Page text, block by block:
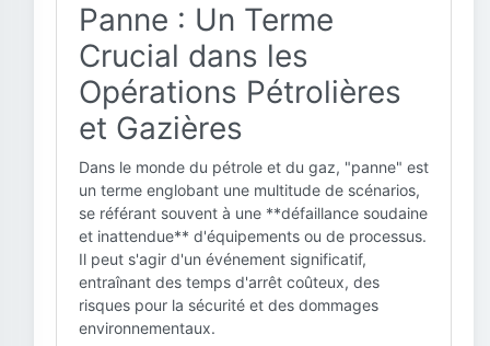
Panne : Un Terme
Crucial dans les
Opérations Pétrolières
et Gazières
Dans le monde du pétrole et du gaz, "panne" est
un terme englobant une multitude de scénarios,
se référant souvent à une **défaillance soudaine
et inattendue** d'équipements ou de processus.
Il peut s'agir d'un événement significatif,
entraînant des temps d'arrêt coûteux, des
risques pour la sécurité et des dommages
environnementaux.